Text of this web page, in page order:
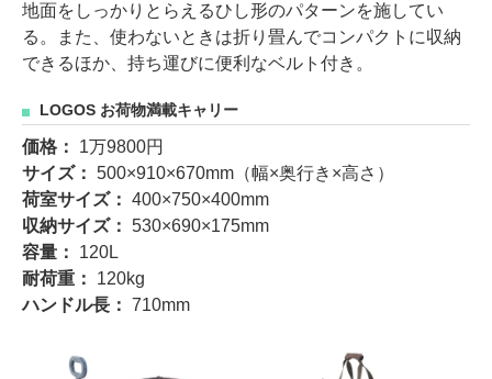
地面をしっかりとらえるひし形のパターンを施してい
る。また、使わないときは折り畳んでコンパクトに収納
できるほか、持ち運びに便利なベルト付き。
LOGOS お荷物満載キャリー
価格： 1万9800円
サイズ： 500×910×670mm（幅×奥行き×高さ）
荷室サイズ： 400×750×400mm
収納サイズ： 530×690×175mm
容量： 120L
耐荷重： 120kg
ハンドル長： 710mm